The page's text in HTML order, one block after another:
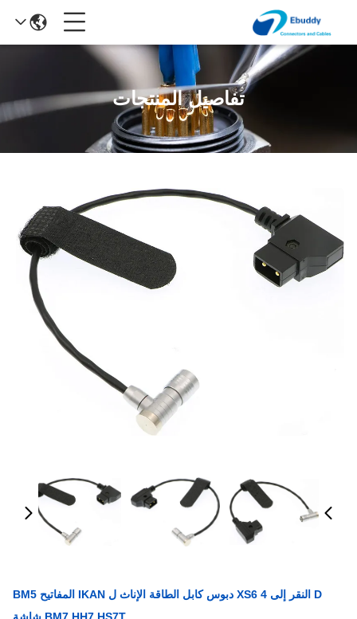
تفاصيل المنتجات
D النقر إلى XS6 4 دبوس كابل الطاقة الإناث ل IKAN المفاتيح BM5